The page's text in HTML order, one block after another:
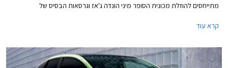
מתייחסים להוזלת מכונית הסופר מיני הונדה ג'אז וגרסאות הבסיס של
קרא עוד